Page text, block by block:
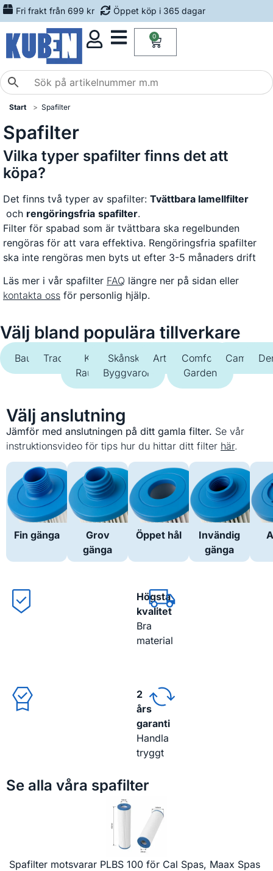
Fri frakt från 699 kr Öppet köp i 365 dagar
0
Start Spafilter
Spafilter
Vilka typer spafilter finns det att
köpa?
Det finns två typer av spafilter: Tvättbara lamellfilter
och rengöringsfria spafilter.
Filter för spabad som är tvättbara ska regelbunden
rengöras för att vara effektiva. Rengöringsfria spafilter
ska inte rengöras men byts ut efter 3-5 månaders drift
Läs mer i vår spafilter FAQ längre ner på sidan eller
kontakta oss för personlig hjälp.
Välj bland populära tillverkare
BauhausTrademax
K-
Rauta
Skånska
Byggvaror
ArtesianComfort
Garden
Camargue
Välj anslutning
Jämför med anslutningen på ditt gamla filter. Se vår
instruktionsvideo för tips hur du hittar ditt filter här.
Fin gänga
Grov
gänga
Öppet hål
Invändig
gänga
Högsta
kvalitet
Bra
material
2
års
garanti
Handla
tryggt
Se alla våra spafilter
Spafilter motsvarar PLBS 100 för Cal Spas, Maax Spas